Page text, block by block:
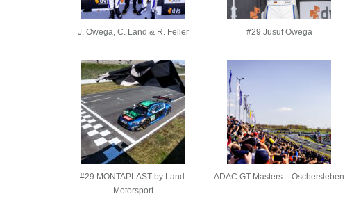
J. Owega, C. Land & R. Feller #29 Jusuf Owega
#29 MONTAPLAST by Land-
Motorsport
ADAC GT Masters – Oschersleben